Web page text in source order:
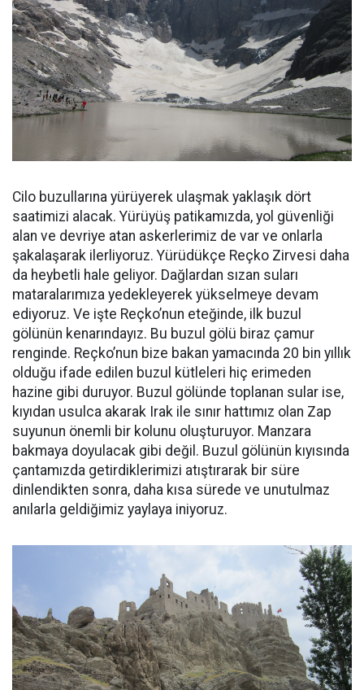
Cilo buzullarına yürüyerek ulaşmak yaklaşık dört
saatimizi alacak. Yürüyüş patikamızda, yol güvenliği
alan ve devriye atan askerlerimiz de var ve onlarla
şakalaşarak ilerliyoruz. Yürüdükçe Reçko Zirvesi daha
da heybetli hale geliyor. Dağlardan sızan suları
mataralarımıza yedekleyerek yükselmeye devam
ediyoruz. Ve işte Reçko’nun eteğinde, ilk buzul
gölünün kenarındayız. Bu buzul gölü biraz çamur
renginde. Reçko’nun bize bakan yamacında 20 bin yıllık
olduğu ifade edilen buzul kütleleri hiç erimeden
hazine gibi duruyor. Buzul gölünde toplanan sular ise,
kıyıdan usulca akarak Irak ile sınır hattımız olan Zap
suyunun önemli bir kolunu oluşturuyor. Manzara
bakmaya doyulacak gibi değil. Buzul gölünün kıyısında
çantamızda getirdiklerimizi atıştırarak bir süre
dinlendikten sonra, daha kısa sürede ve unutulmaz
anılarla geldiğimiz yaylaya iniyoruz.